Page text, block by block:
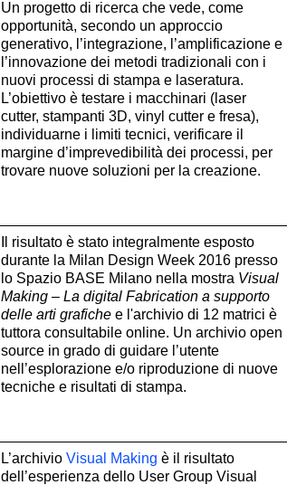
Un progetto di ricerca che vede, come
opportunità, secondo un approccio
generativo, l’integrazione, l’amplificazione e
l’innovazione dei metodi tradizionali con i
nuovi processi di stampa e laseratura.
L’obiettivo è testare i macchinari (laser
cutter, stampanti 3D, vinyl cutter e fresa),
individuarne i limiti tecnici, verificare il
margine d’imprevedibilità dei processi, per
trovare nuove soluzioni per la creazione.
Il risultato è stato integralmente esposto
durante la Milan Design Week 2016 presso
lo Spazio BASE Milano nella mostra Visual
Making – La digital Fabrication a supporto
delle arti grafiche e l'archivio di 12 matrici è
tuttora consultabile online. Un archivio open
source in grado di guidare l’utente
nell’esplorazione e/o riproduzione di nuove
tecniche e risultati di stampa.
L’archivio Visual Making è il risultato
dell’esperienza dello User Group Visual